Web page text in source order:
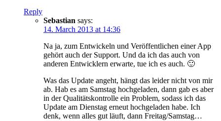
Reply
Sebastian says:
14. March 2013 at 14:36
Na ja, zum Entwickeln und Veröffentlichen einer App
gehört auch der Support. Und da ich das auch von
anderen Entwicklern erwarte, tue ich es auch. 🙂
Was das Update angeht, hängt das leider nicht von mir
ab. Hab es am Samstag hochgeladen, dann gab es aber
in der Qualitätskontrolle ein Problem, sodass ich das
Update am Dienstag erneut hochgeladen habe. Ich
denk, wenn alles gut läuft, dann Freitag/Samstag…